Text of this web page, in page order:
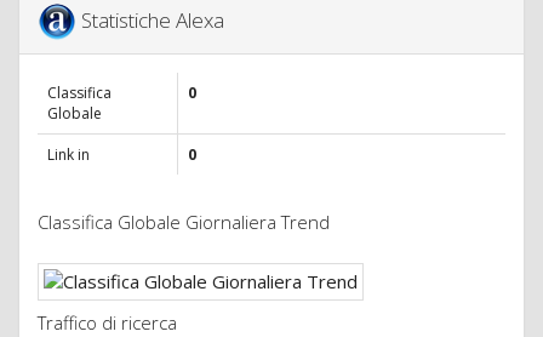
Statistiche Alexa
Classifica
Globale
0
Link in 0
Classifica Globale Giornaliera Trend
Traffico di ricerca